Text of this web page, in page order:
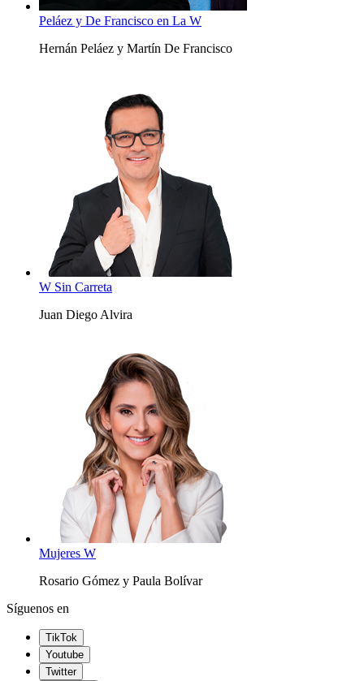
Peláez y De Francisco en La W
Hernán Peláez y Martín De Francisco
W Sin Carreta
Juan Diego Alvira
Mujeres W
Rosario Gómez y Paula Bolívar
Síguenos en
TikTok
Youtube
Twitter